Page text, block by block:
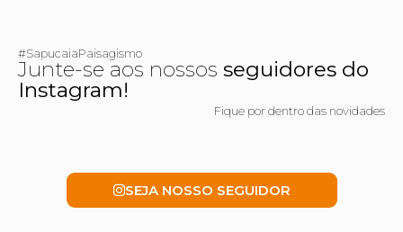
#SapucaiaPaisagismo
Junte-se aos nossos seguidores do
Instagram!
Fique por dentro das novidades
SEJA NOSSO SEGUIDOR